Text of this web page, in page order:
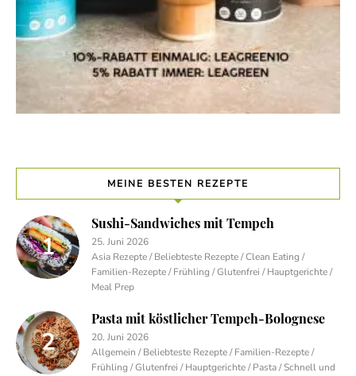
MEINE BESTEN REZEPTE
Sushi-Sandwiches mit Tempeh
25. Juni 2026
Asia Rezepte / Beliebteste Rezepte / Clean Eating /
Familien-Rezepte / Frühling / Glutenfrei / Hauptgerichte /
Meal Prep
Pasta mit köstlicher Tempeh-Bolognese
20. Juni 2026
Allgemein / Beliebteste Rezepte / Familien-Rezepte /
Frühling / Glutenfrei / Hauptgerichte / Pasta / Schnell und